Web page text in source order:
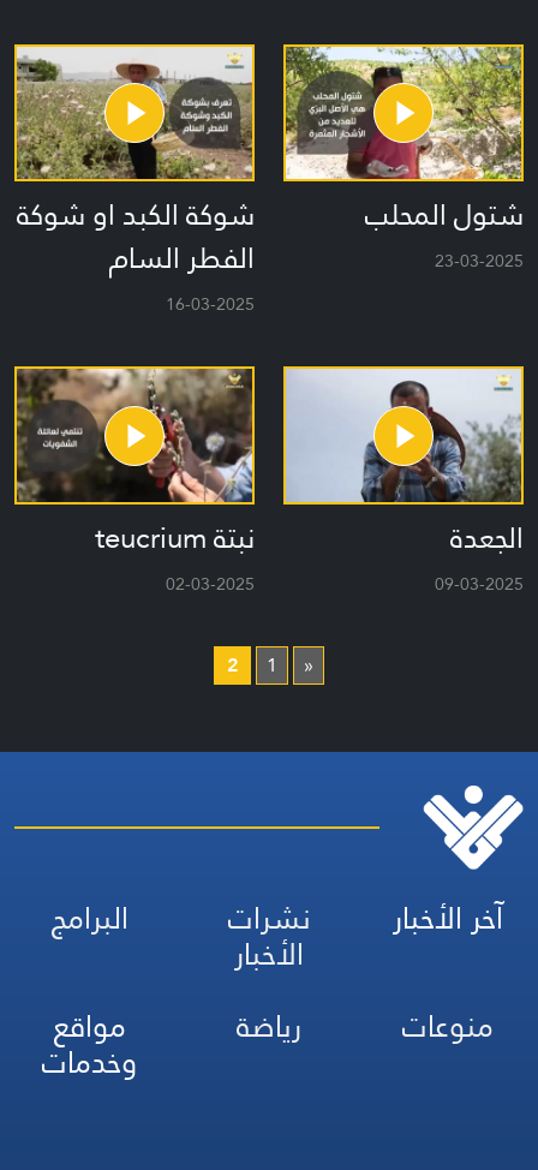
شتول المحلب
23-03-2025
شوكة الكبد او شوكة
الفطر السام
16-03-2025
الجعدة
09-03-2025
نبتة teucrium
02-03-2025
«
1
2
آخر الأخبار نشرات
الأخبار
البرامج
منوعات
رياضة مواقع
وخدمات